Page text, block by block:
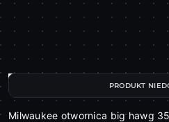
Milwaukee otwornica big hawg
PRODUKT